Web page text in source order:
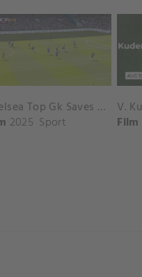
Chelsea Top Gk Saves vs. Crystal Palace
2025 Sport
Film